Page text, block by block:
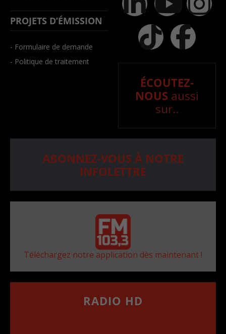
PROJETS D’ÉMISSION
- Formulaire de demande
- Politique de traitement
ÉCOUTEZ-
NOUS aussi
sur..
ABONNEZ-VOUS À NOTRE
INFOLETTRE
Téléchargez notre application dès maintenant !
RADIO HD